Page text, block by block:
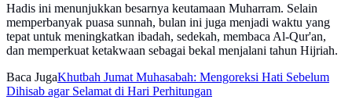
Hadis ini menunjukkan besarnya keutamaan Muharram. Selain
memperbanyak puasa sunnah, bulan ini juga menjadi waktu yang
tepat untuk meningkatkan ibadah, sedekah, membaca Al-Qur'an,
dan memperkuat ketakwaan sebagai bekal menjalani tahun Hijriah.
Baca JugaKhutbah Jumat Muhasabah: Mengoreksi Hati Sebelum
Dihisab agar Selamat di Hari Perhitungan